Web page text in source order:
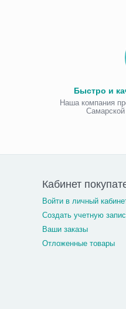
Быстро и
Наша компания
Кабинет
Войти в личный
Создать учетную
Ваши заказы
Отложенные товары